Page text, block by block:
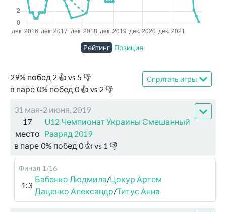
29% побед 2 👍 vs 5👎
в паре 0% побед 0👍 vs 2 👎
Спрятать игры
31 мая-2 июня, 2019
17
место
U12 Чемпионат Украины Смешанный
Разряд 2019
в паре 0% побед 0👍 vs 1 👎
Финал 1/16
1:3
Бабенко Людмила/Цокур Артем
Даценко Александр/Титус Анна
Рейтинг Позиция